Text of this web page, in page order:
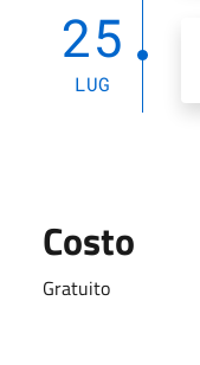
25
LUG
Costo
Gratuito